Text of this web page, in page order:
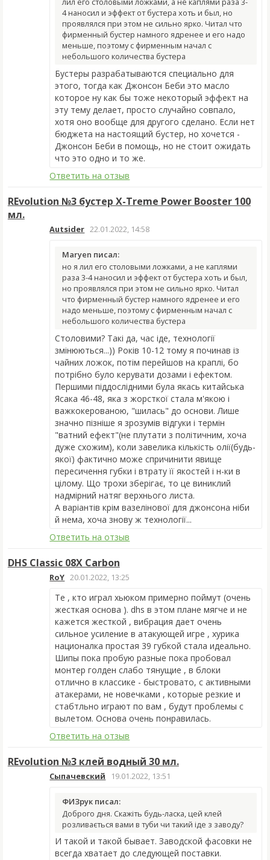
4 наносил и эффект от бустера хоть и был, но
проявлялся при этом не сильно ярко. Читал что
фирменный бустер намного ядренее и его надо
меньше, поэтому с фирменным начал с
небольшого количества бустера
Бустеры разрабатываются специально для
этого, тогда как Джонсон Беби это масло
которое ну как бы тоже некоторый эффект на
эту тему делает, просто случайно совпало,
хотя оно вообще для другого сделано. Если нет
бюджета на настоящий бустер, но хочется -
Джонсон Беби в помощь, но не стоит ожидать
что это одно и то же.
Ответить на отзыв
REvolution №3 бустер X-Treme Power Booster 100
мл.
Autsider 22.01.2022, 14:58
Maryen писал:
но я лил его столовыми ложками, а не каплями
раза 3-4 наносил и эффект от бустера хоть и был,
но проявлялся при этом не сильно ярко. Читал
что фирменный бустер намного ядренее и его
надо меньше, поэтому с фирменным начал с
небольшого количества бустера
Столовими? Такі да, час іде, технології
змінюються...)) Років 10-12 тому я починав із
чайних ложок, потім перейшов на краплі, бо
потрібно було керувати дозами і ефектом.
Першими піддослідними була якась китайська
Ясака 46-48, яка з жорсткої стала м'якою і
важкокерованою, "шилась" до основи. Лише
значно пізніше я зрозумів відгуки і термін
"ватний ефект"(не плутати з політичним, хоча
дуже схожим), коли завелика кількість олії(будь-
якої) фактично може спричинити явище
пересичення губки і втрату її якостей і н-ки в
цілому. Що трохи зберігає, то це виниклий
надмірний натяг верхнього листа.
А варіантів крім вазелінової для джонсона ніби
й нема, хоча знову ж технології...
Ответить на отзыв
DHS Classic 08X Carbon
RoY 20.01.2022, 13:25
Те , кто играл хьюком примерно поймут (очень
жесткая основа ). dhs в этом плане мягче и не
кажется жесткой , вибрация дает очень
сильное усиление в атакующей игре , хурика
националка простая 39 губкой стала идеально.
Шипы пока пробую разные пока пробовал
монтер голден слабо тянущие , в блоки
отлично в классике - быстровато, с активными
атакерами, не новечками , которые резкие и
стабтльно играют по вам , будут проблемы с
вылетом. Основа очень понравилась.
Ответить на отзыв
REvolution №3 клей водный 30 мл.
Сыпачевский 19.01.2022, 13:51
ФИЗрук писал:
Доброго дня. Скажіть будь-ласка, цей клей
розливається вами в туби чи такий іде з заводу?
И такой и такой бывает. Заводской фасовки не
всегда хватает до следующей поставки.